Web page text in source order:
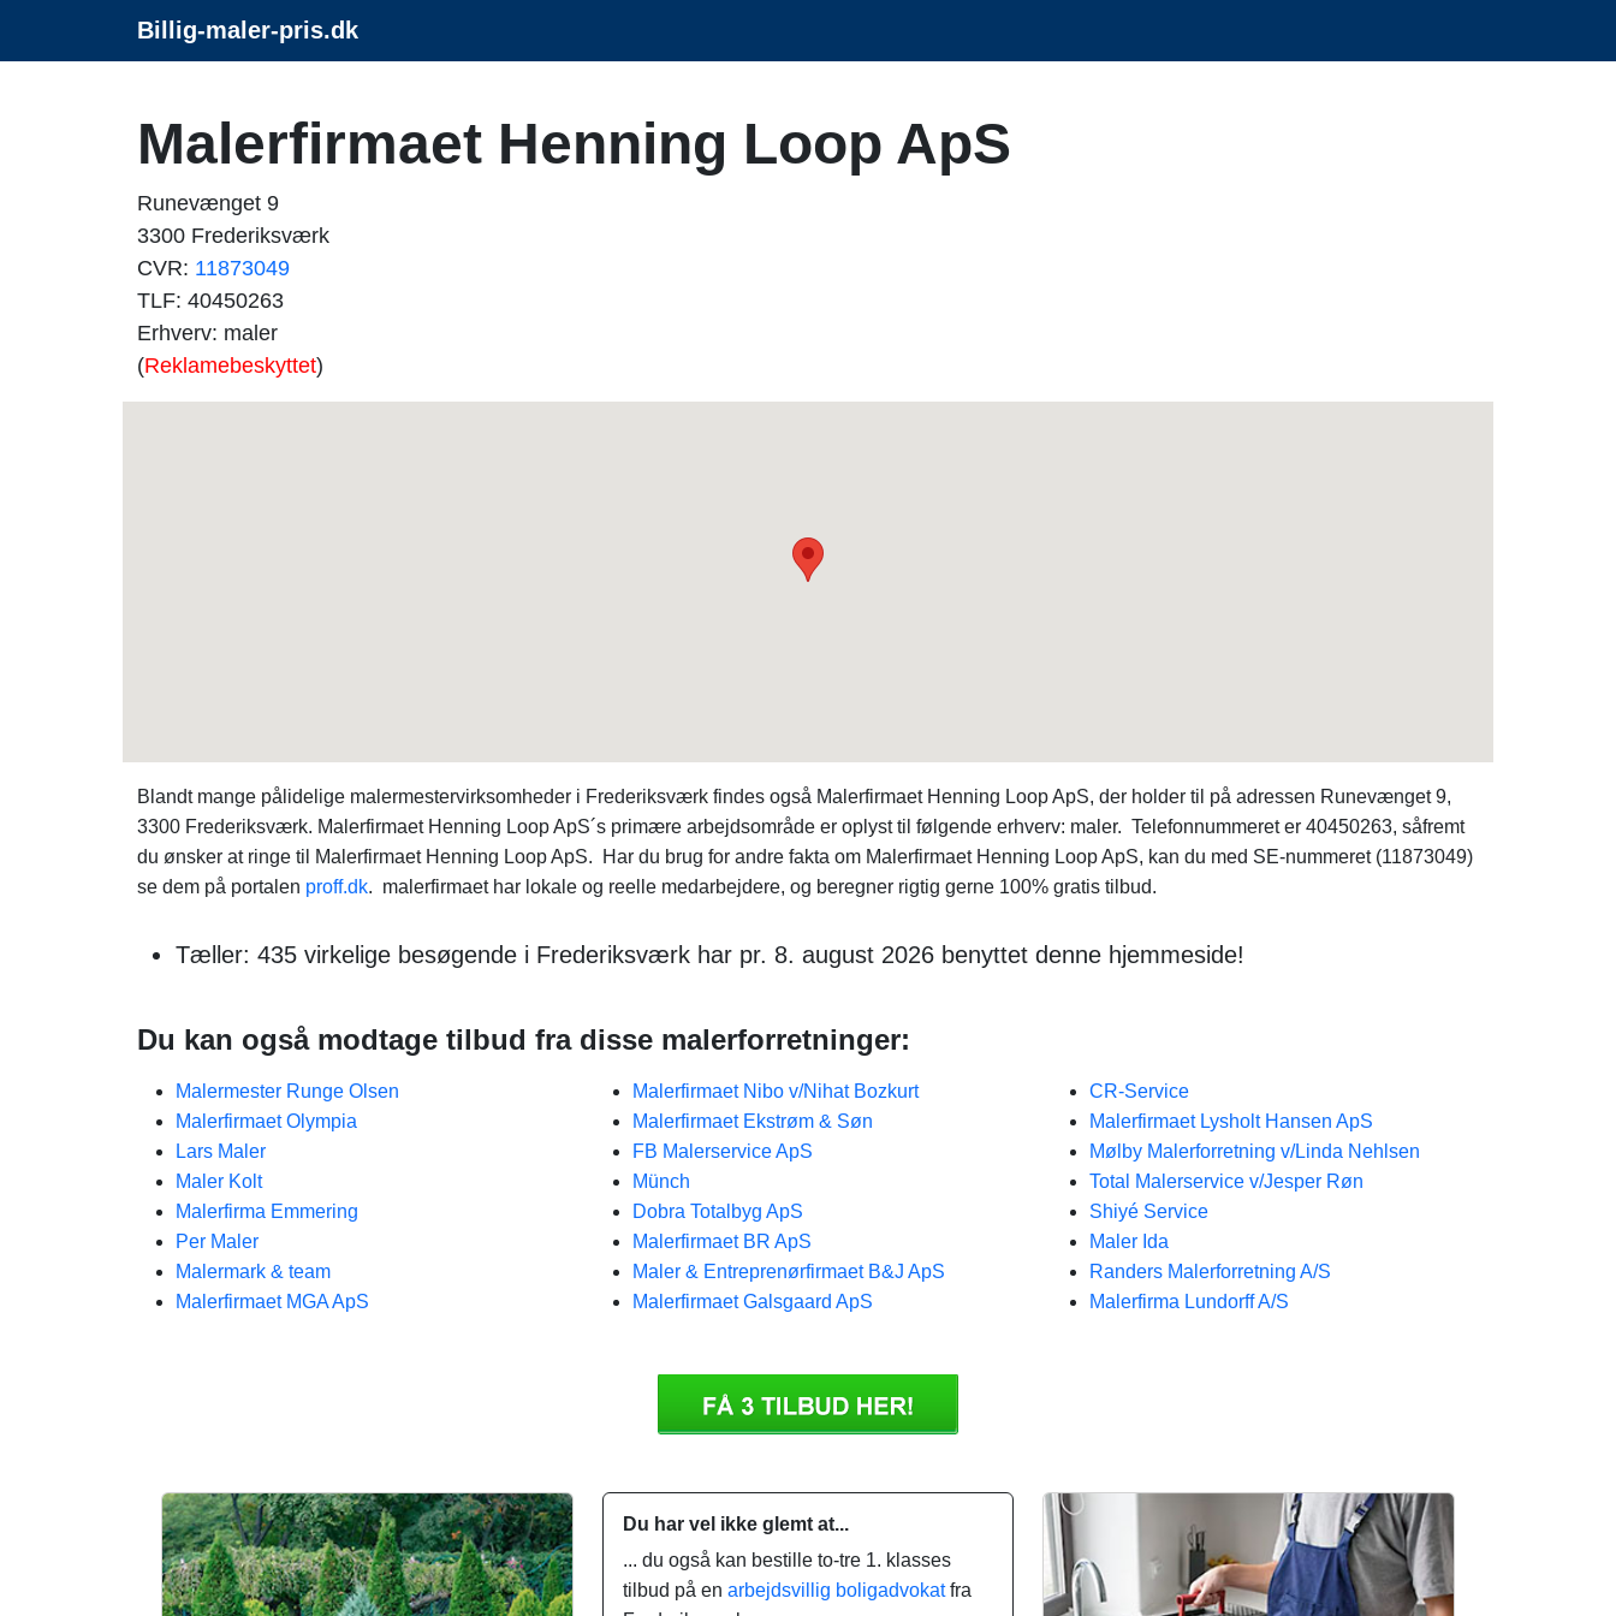
Billig-maler-pris.dk
Malerfirmaet Henning Loop ApS
Runevænget 9
3300 Frederiksværk
CVR: 11873049
TLF: 40450263
Erhverv: maler
(Reklamebeskyttet)
Blandt mange pålidelige malermestervirksomheder i Frederiksværk findes også Malerfirmaet Henning Loop ApS, der holder til på adressen Runevænget 9,
3300 Frederiksværk. Malerfirmaet Henning Loop ApS´s primære arbejdsområde er oplyst til følgende erhverv: maler. Telefonnummeret er 40450263, såfremt
du ønsker at ringe til Malerfirmaet Henning Loop ApS. Har du brug for andre fakta om Malerfirmaet Henning Loop ApS, kan du med SE-nummeret (11873049)
se dem på portalen proff.dk. malerfirmaet har lokale og reelle medarbejdere, og beregner rigtig gerne 100% gratis tilbud.
Tæller: 435 virkelige besøgende i Frederiksværk har pr. 8. august 2026 benyttet denne hjemmeside!
Du kan også modtage tilbud fra disse malerforretninger:
Malermester Runge Olsen
Malerfirmaet Olympia
Lars Maler
Maler Kolt
Malerfirma Emmering
Per Maler
Malermark & team
Malerfirmaet MGA ApS
Malerfirmaet Nibo v/Nihat Bozkurt
Malerfirmaet Ekstrøm & Søn
FB Malerservice ApS
Münch
Dobra Totalbyg ApS
Malerfirmaet BR ApS
Maler & Entreprenørfirmaet B&J ApS
Malerfirmaet Galsgaard ApS
CR-Service
Malerfirmaet Lysholt Hansen ApS
Mølby Malerforretning v/Linda Nehlsen
Total Malerservice v/Jesper Røn
Shiyé Service
Maler Ida
Randers Malerforretning A/S
Malerfirma Lundorff A/S
Du har vel ikke glemt at...
... du også kan bestille to-tre 1. klasses
tilbud på en arbejdsvillig boligadvokatfra